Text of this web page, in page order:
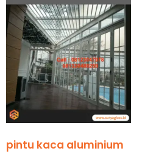
pintu kaca aluminium